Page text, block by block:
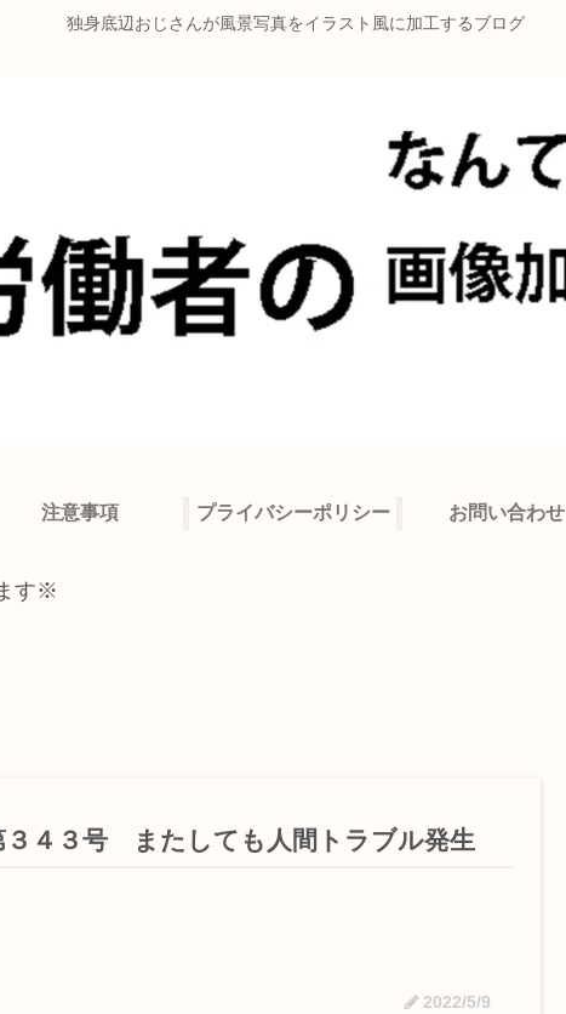
独身底辺おじさんが風景写真をイラスト風に加工するブログ
注意事項 プライバシーポリシー お問い合わせ
す※
３４３号 またしても人間トラブル発生
2022/5/9